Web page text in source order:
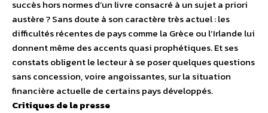
succès hors normes d’un livre consacré à un sujet a priori
austère ? Sans doute à son caractère très actuel : les
difficultés récentes de pays comme la Grèce ou l’Irlande lui
donnent même des accents quasi prophétiques. Et ses
constats obligent le lecteur à se poser quelques questions
sans concession, voire angoissantes, sur la situation
financière actuelle de certains pays développés.
Critiques de la presse